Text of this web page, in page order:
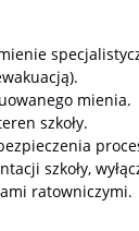
mienia.
szkoły.
szkoły,
ratowniczymi.